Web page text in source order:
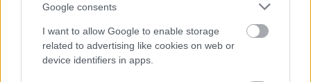
Google consents
I want to allow Google to enable storage
related to advertising like cookies on web or
device identifiers in apps.
Sárkányok, egy lángoló kard, és látványos varázslatok: a
Guild Wars 2: Heart of Throns launch trailerében minden
megvan, amiért szeretjük az ArenaNet MMO-jának stílusát.